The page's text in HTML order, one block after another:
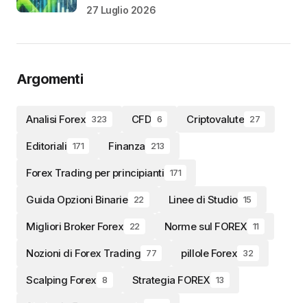
27 Luglio 2026
Argomenti
Analisi Forex 323 CFD 6 Criptovalute 27
Editoriali 171 Finanza 213
Forex Trading per principianti 171
Guida Opzioni Binarie 22 Linee di Studio 15
Migliori Broker Forex 22 Norme sul FOREX 11
Nozioni di Forex Trading 77 pillole Forex 32
Scalping Forex 8 Strategia FOREX 13